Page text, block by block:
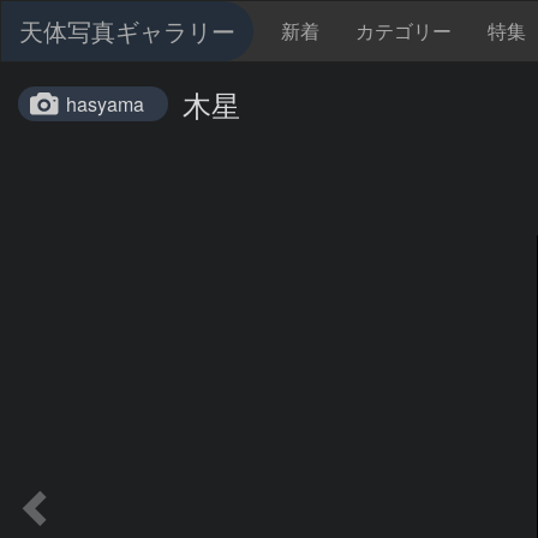
天体写真ギャラリー 新着 カテゴリー 特集
hasyama 木星